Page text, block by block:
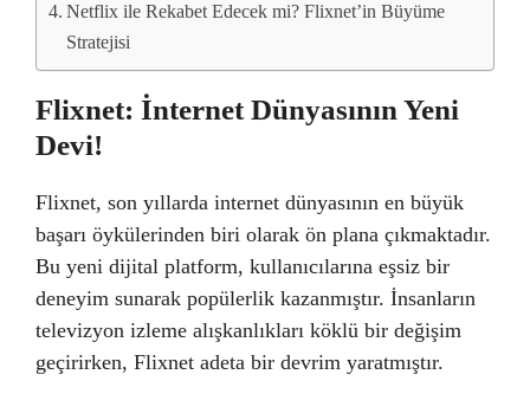
Netflix ile Rekabet Edecek mi? Flixnet’in Büyüme
Stratejisi
Flixnet: İnternet Dünyasının Yeni
Devi!
Flixnet, son yıllarda internet dünyasının en büyük
başarı öykülerinden biri olarak ön plana çıkmaktadır.
Bu yeni dijital platform, kullanıcılarına eşsiz bir
deneyim sunarak popülerlik kazanmıştır. İnsanların
televizyon izleme alışkanlıkları köklü bir değişim
geçirirken, Flixnet adeta bir devrim yaratmıştır.